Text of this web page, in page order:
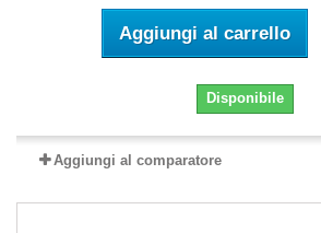
Aggiungi al carrello
Disponibile
Aggiungi al comparatore